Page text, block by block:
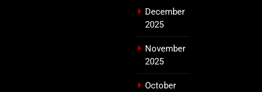
December
2025
November
2025
October